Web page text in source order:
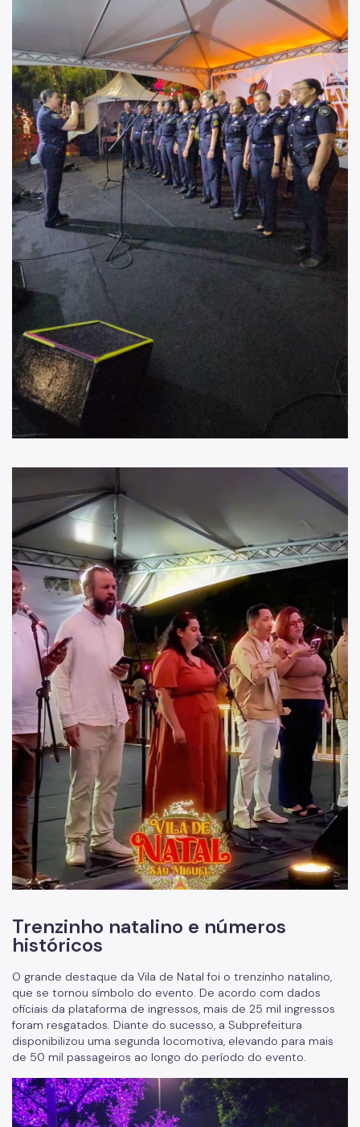
Trenzinho natalino e números
históricos
O grande destaque da Vila de Natal foi o trenzinho natalino,
que se tornou símbolo do evento. De acordo com dados
oficiais da plataforma de ingressos, mais de 25 mil ingressos
foram resgatados. Diante do sucesso, a Subprefeitura
disponibilizou uma segunda locomotiva, elevando para mais
de 50 mil passageiros ao longo do período do evento.